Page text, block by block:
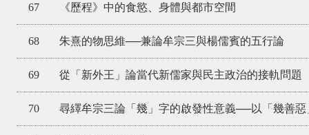
67 《歷程》中的食慾、身體與都市空間
68 朱熹的物思維──兼論牟宗三與楊儒賓的五行論
69 從「新外王」論當代新儒家與民主政治的接軌問題
70 尋繹牟宗三論「幾」字的啟發性意義──以「幾善